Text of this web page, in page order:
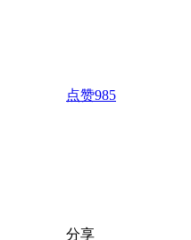
点赞985
分享